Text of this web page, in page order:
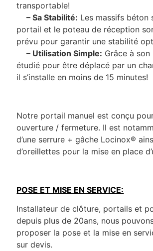
transportable!
– Sa Stabilité: Les massifs béton
portail et le poteau de réception
prévu pour garantir une stabilité
– Utilisation Simple: Grâce à
étudié pour être déplacé par un
il s’installe en moins de 15 minutes!
Notre portail manuel est conçu
ouverture / fermeture. Il est
d’une serrure + gâche Locinox®
d’oreillettes pour la mise en place
POSE ET MISE EN SERVICE:
Installateur de clôture, portails et
depuis plus de 20ans, nous
proposer la pose et la mise en
sur devis.